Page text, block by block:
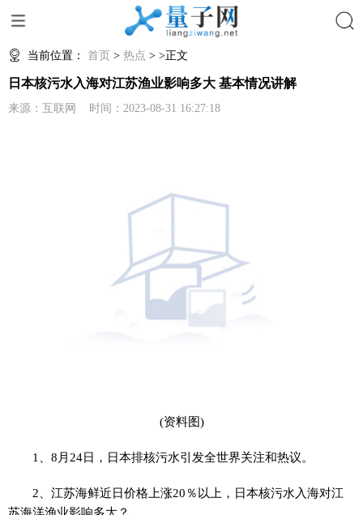
当前位置： 首页 > 热点 > >正文
日本核污水入海对江苏渔业影响多大 基本情况讲解
来源：互联网 时间：2023-08-31 16:27:18
(资料图)
1、8月24日，日本排核污水引发全世界关注和热议。
2、江苏海鲜近日价格上涨20％以上，日本核污水入海对江
苏海洋渔业影响多大？。